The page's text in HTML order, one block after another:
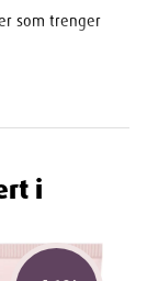
som trenger
på rene og
i